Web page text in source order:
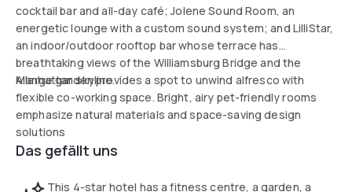
cocktail bar and all-day café; Jolene Sound Room, an
energetic lounge with a custom sound system; and LilliStar,
an indoor/outdoor rooftop bar whose terrace has
breathtaking views of the Williamsburg Bridge and the
Manhattan skyline.
A large garden provides a spot to unwind alfresco with
flexible co-working space. Bright, airy pet-friendly rooms
emphasize natural materials and space-saving design
solutions
Das gefällt uns
This 4-star hotel has a fitness centre, a garden, a